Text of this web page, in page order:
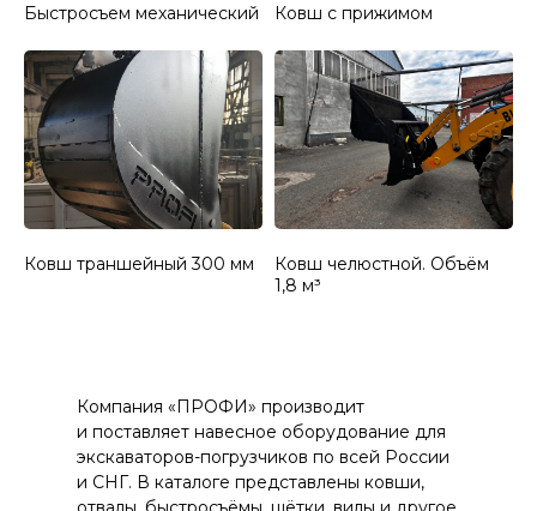
Быстросъем механический Ковш с прижимом
Ковш траншейный 300 мм
Ковш челюстной. Объём
1,8 м³
Компания «ПРОФИ» производит
и поставляет навесное оборудование для
экскаваторов-погрузчиков по всей России
и СНГ. В каталоге представлены ковши,